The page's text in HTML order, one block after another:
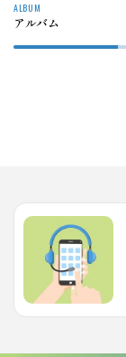
ALBUM
アルバム